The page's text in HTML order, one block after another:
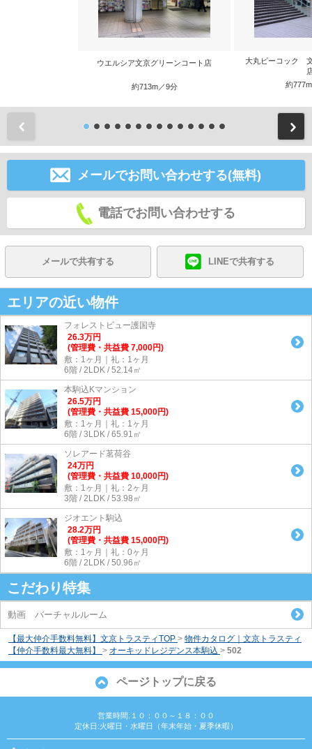
ウエルシア文京グリーンコート店
約713m／9分
大丸ピーコック
約
メールでお問い合わせする(無料)
電話でお問い合わせする
メールで共有する LINEで共有する
エリアの近い物件
フォレストビュー護国寺
26.3万円
(管理費・共益費 7,000円)
敷：1ヶ月｜礼：1ヶ月
6階 / 2LDK / 52.14㎡
本駒込Kマンション
26.5万円
(管理費・共益費 15,000円)
敷：1ヶ月｜礼：1ヶ月
6階 / 3LDK / 65.91㎡
ソレアード茗荷谷
24万円
(管理費・共益費 10,000円)
敷：1ヶ月｜礼：2ヶ月
3階 / 2LDK / 53.98㎡
ジオエント駒込
28.2万円
(管理費・共益費 15,000円)
敷：1ヶ月｜礼：0ヶ月
6階 / 2LDK / 50.96㎡
こだわり特集
動画 バーチャルルーム
【最大仲介手数料無料】文京トラスティTOP > 物件カタログ｜文京トラスティ
【仲介手数料最大無料】
> オーキッドレジデンス本駒込 > 502
ページトップに戻る
営業時間:１０：００～１８：００
定休日:火曜日・水曜日（年末年始・夏季休暇）